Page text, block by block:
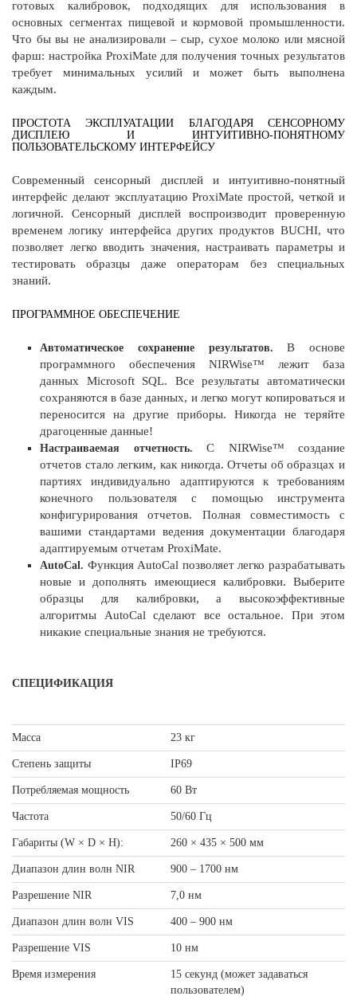
готовых калибровок, подходящих для использования в
основных сегментах пищевой и кормовой промышленности.
Что бы вы не анализировали – сыр, сухое молоко или мясной
фарш: настройка ProxiMate для получения точных результатов
требует минимальных усилий и может быть выполнена
каждым.​
ПРОСТОТА ЭКСПЛУАТАЦИИ БЛАГОДАРЯ СЕНСОРНОМУ
ДИСПЛЕЮ И ИНТУИТИВНО-ПОНЯТНОМУ
ПОЛЬЗОВАТЕЛЬСКОМУ ИНТЕРФЕЙСУ
Современный сенсорный дисплей и интуитивно-понятный
интерфейс делают эксплуатацию ProxiMate простой, четкой и
логичной. Сенсорный дисплей воспроизводит проверенную
временем логику интерфейса других продуктов BUCHI, что
позволяет легко вводить значения, настраивать параметры и
тестировать образцы даже операторам без специальных
знаний.​
ПРОГРАММНОЕ ОБЕСПЕЧЕНИЕ
Автоматическое сохранение результатов. В основе
программного обеспечения NIRWise™ лежит база
данных Microsoft SQL. Все результаты автоматически
сохраняются в базе данных, и легко могут копироваться и
переносится на другие приборы. Никогда не теряйте
драгоценные данные!
Настраиваемая отчетность. С NIRWise™ создание
отчетов стало легким, как никогда. Отчеты об образцах и
партиях индивидуально адаптируются к требованиям
конечного пользователя с помощью инструмента
конфигурирования отчетов. Полная совместимость с
вашими стандартами ведения документации благодаря
адаптируемым отчетам ProxiMate.
AutoCal. Функция AutoCal позволяет легко разрабатывать
новые и дополнять имеющиеся калибровки. Выберите
образцы для калибровки, а высокоэффективные
алгоритмы AutoCal сделают все остальное. При этом
никакие специальные знания не требуются.
СПЕЦИФИКАЦИЯ
Масса 23 кг
Степень защиты IP69
Потребляемая мощность 60 Вт
Частота 50/60 Гц
Габариты (W × D × H): 260 × 435 × 500 мм
Диапазон длин волн NIR 900 – 1700 нм
Разрешение NIR 7,0 нм
Диапазон длин волн VIS 400 – 900 нм
Разрешение VIS 10 нм
Время измерения
15 секунд (может задаваться
пользователем)